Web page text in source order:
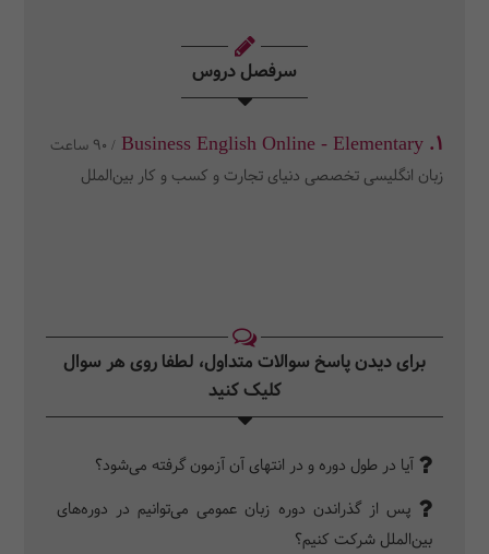
سرفصل دروس
1. Business English Online - Elementary / 90 ساعت
زبان انگلیسی تخصصی دنیای تجارت و کسب و کار بین‌الملل
برای دیدن پاسخ سوالات متداول، لطفا روی هر سوال
کلیک کنید‎
آیا در طول دوره و در انتهای آن آزمون گرفته می‌شود؟
پس از گذراندن دوره زبان عمومی می‌توانیم در دوره‌های
بین‌الملل شرکت کنیم؟